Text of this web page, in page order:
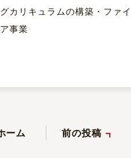
リキュラムの構築・ファ
事業
ーム 前の投稿